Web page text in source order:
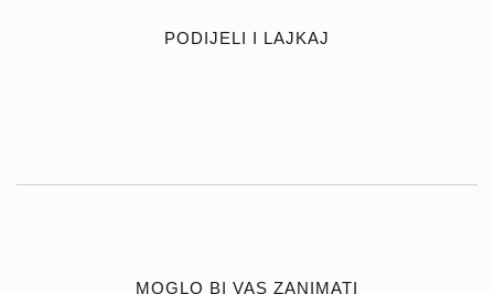
PODIJELI I LAJKAJ
MOGLO BI VAS ZANIMATI